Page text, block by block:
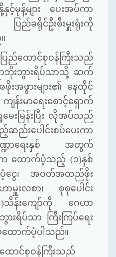
င့်မုန့်များ ပေးအပ်ကာ
ပြည်ခရိုင်ဦးစီးမှူးရုံးကို
ည်ထောင်စုဝန်ကြီးသည်
ာဘိုးဘွားရိပ်သာသို့ ဆက်
အဖွားများ၏ နေထိုင်
ျန်းမာရေးစောင့်ရှောက်
မေးမြန်းပြီး လိုအပ်သည်
ေါင်းစပ်ပေးကာ
ဍာရေးနှစ် အတွက်
က ထောက်ပံ့သည့် (၁)နှစ်
ပံ့ငွေ၊ အဝတ်အထည်ဖိုး
မှူးလစာ၊ စုစုပေါင်း
)သိန်းကျော်ကို ဂေဟာ
ားရိပ်သာ ကြီးကြပ်ရေး
ောက်ပံ့ပါသည်။
ောင်စုဝန်ကြီးသည်